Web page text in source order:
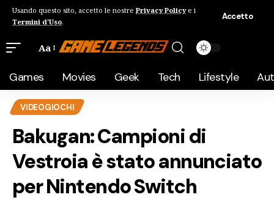
Usando questo sito, accetto le nostre Privacy Policye i
Termini d'Uso.
Accetto
Aa
Games Movies Geek Tech Lifestyle
VIDEOGIOCHI
Bakugan: Campioni di
Vestroia è stato annunciato
per Nintendo Switch